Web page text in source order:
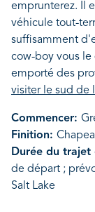
emprunterez. Il
véhicule tout-
suffisamment
cow-boy vous le
emporté des
visiter le sud de
Commencer:
Finition:
Durée du trajet
de départ ;
Salt Lake